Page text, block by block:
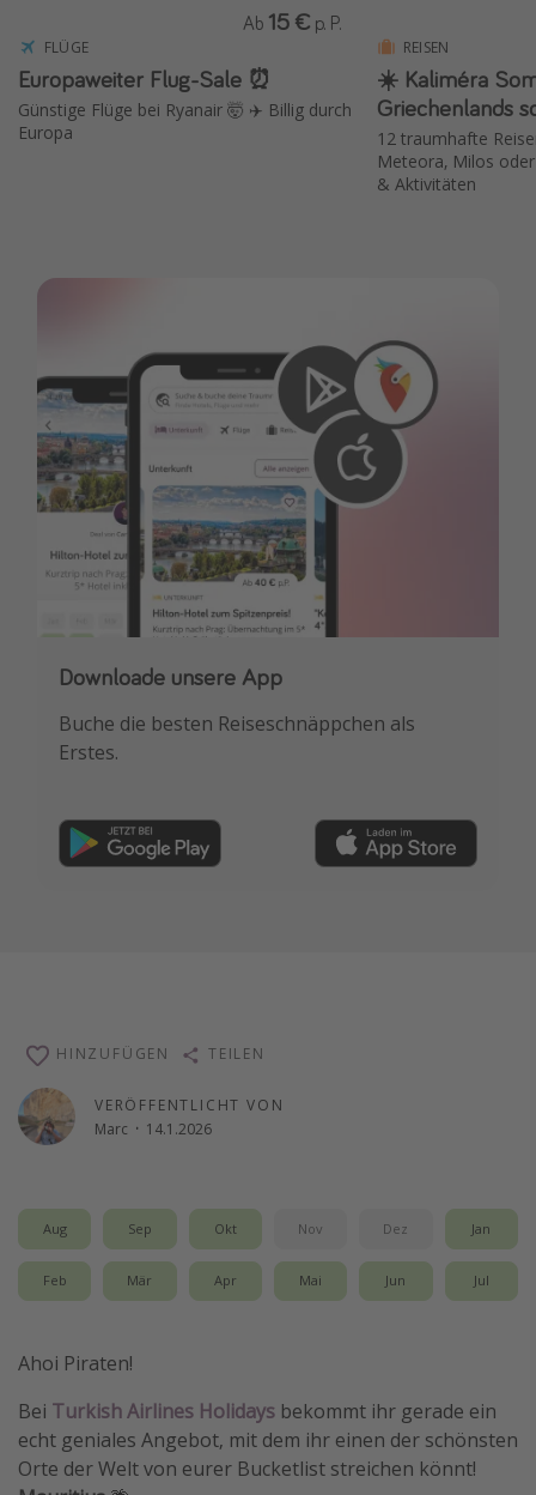
FLÜGE
Europaweiter Flug-Sale ⏰
Günstige Flüge bei Ryanair 🤯 ✈️ Billig durch
Europa
Ab 15 € p. P.
REISEN
☀️ Kaliméra
Griechenlands
12 traumhafte
Meteora, Milos
& Aktivitäten
Downloade unsere App
Buche die besten Reiseschnäppchen als
Erstes.
VERÖFFENTLICHT VON
Marc · 14.1.2026
HINZUFÜGEN TEILEN
Aug Sep Okt Nov Dez Jan
Feb Mär Apr Mai Jun Jul
Ahoi Piraten!
Bei Turkish Airlines Holidays bekommt ihr gerade ein
echt geniales Angebot, mit dem ihr einen der schönsten
Orte der Welt von eurer Bucketlist streichen könnt!